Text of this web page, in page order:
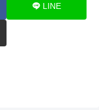
LINE